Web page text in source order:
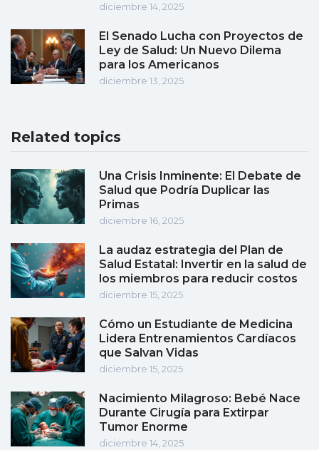
diciembre 14, 2025
El Senado Lucha con Proyectos de
Ley de Salud: Un Nuevo Dilema
para los Americanos
diciembre 13, 2025
Related topics
Una Crisis Inminente: El Debate de
Salud que Podría Duplicar las
Primas
diciembre 16, 2025
La audaz estrategia del Plan de
Salud Estatal: Invertir en la salud de
los miembros para reducir costos
diciembre 15, 2025
Cómo un Estudiante de Medicina
Lidera Entrenamientos Cardíacos
que Salvan Vidas
diciembre 15, 2025
Nacimiento Milagroso: Bebé Nace
Durante Cirugía para Extirpar
Tumor Enorme
diciembre 14, 2025